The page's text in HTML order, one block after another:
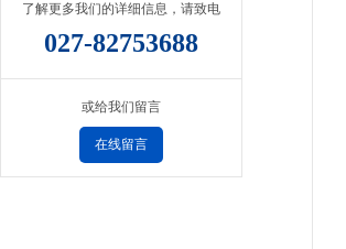
了解更多我们的详细信息，请致电
027-82753688
或给我们留言
在线留言